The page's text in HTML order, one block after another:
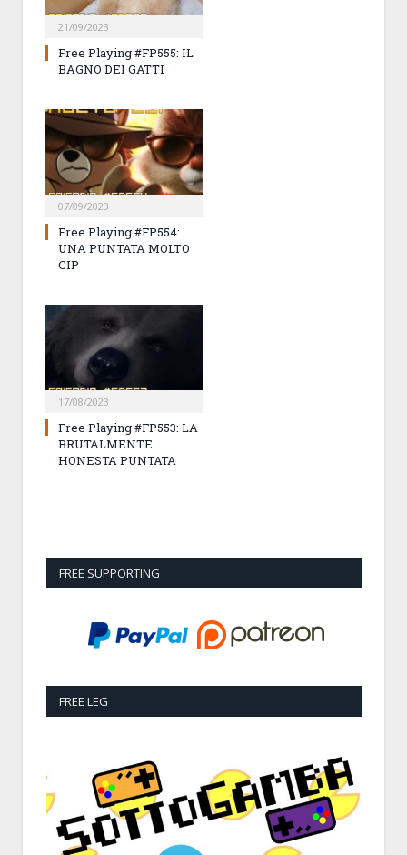
21/09/2023
Free Playing #FP555: IL
BAGNO DEI GATTI
07/09/2023
Free Playing #FP554:
UNA PUNTATA MOLTO
CIP
17/08/2023
Free Playing #FP553: LA
BRUTALMENTE
HONESTA PUNTATA
FREE SUPPORTING
FREE LEG